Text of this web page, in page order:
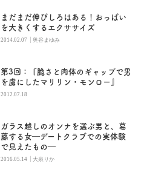
まだまだ伸びしろはある！おっぱい
を大きくするエクササイズ
2014.02.07 |奥谷まゆみ
第3回：『脆さと肉体のギャップで男
を虜にしたマリリン・モンロー』
2012.07.18
ガラス越しのオンナを選ぶ男と、葛
藤する女―デートクラブでの実体験
で見えたもの―
2016.05.14 |大泉りか